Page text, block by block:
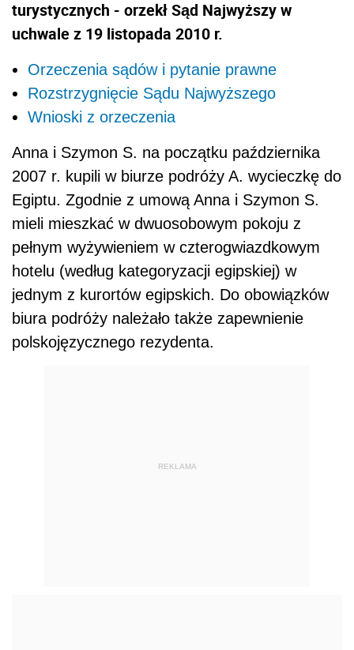
turystycznych - orzekł Sąd Najwyższy w
uchwale z 19 listopada 2010 r.
Orzeczenia sądów i pytanie prawne
Rozstrzygnięcie Sądu Najwyższego
Wnioski z orzeczenia
Anna i Szymon S. na początku października
2007 r. kupili w biurze podróży A. wycieczkę do
Egiptu. Zgodnie z umową Anna i Szymon S.
mieli mieszkać w dwuosobowym pokoju z
pełnym wyżywieniem w czterogwiazdkowym
hotelu (według kategoryzacji egipskiej) w
jednym z kurortów egipskich. Do obowiązków
biura podróży należało także zapewnienie
polskojęzycznego rezydenta.
REKLAMA